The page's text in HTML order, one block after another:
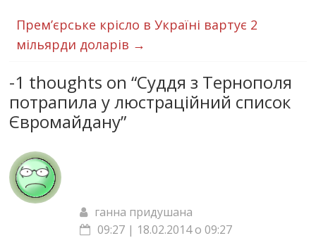
Прем’єрське крісло в Україні вартує 2
мільярди доларів →
-1 thoughts on “Суддя з Тернополя
потрапила у люстраційний список
Євромайдану”
ганна придушана
09:27 | 18.02.2014 о 09:27